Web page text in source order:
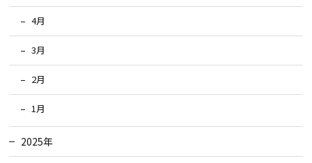
サイトマップ
4月
3月
2月
1月
2025年